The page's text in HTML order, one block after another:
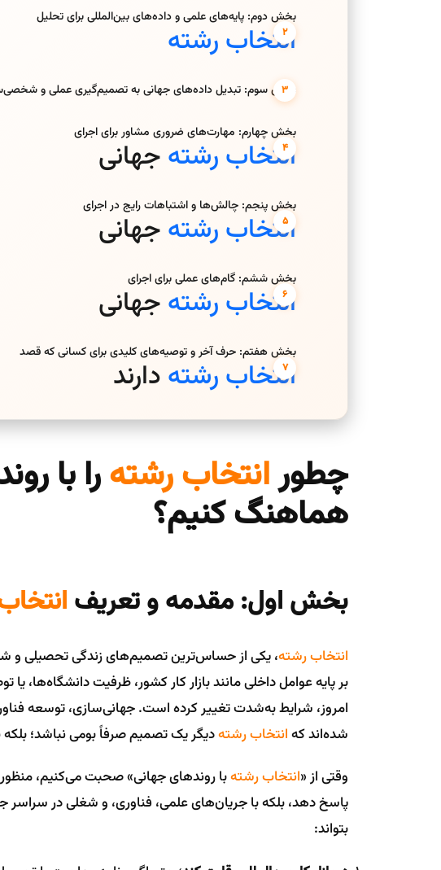
بخش دوم: پایه‌های علمی و داده‌های بین‌المللی برای تحلیل
انتخاب رشته
بخش سوم: تبدیل داده‌های جهانی به تصمیم‌گیری عملی و
بخش چهارم: مهارت‌های ضروری مشاور برای اجرای
انتخاب رشته جهانی
بخش پنجم: چالش‌ها و اشتباهات رایج در اجرای
انتخاب رشته جهانی
بخش ششم: گام‌های عملی برای اجرای
انتخاب رشته جهانی
بخش هفتم: حرف آخر و توصیه‌های کلیدی برای کسانی که قصد
انتخاب رشته دارند
چطورانتخاب رشتهرا با
هماهنگ کنیم؟
بخش اول: مقدمه و تعریف
انتخاب رشته، یکی از حساس‌ترین تصمیم‌های زندگی تحصیلی و
بر پایه عوامل داخلی مانند بازار کار کشور، ظرفیت دانشگاه‌ها،
امروز، شرایط به‌شدت تغییر کرده است. جهانی‌سازی، توسعه
شده‌اند کهانتخاب رشتهدیگر یک تصمیم صرفاً بومی نباشد؛ بلکه
وقتی از «انتخاب رشتهبا روندهای جهانی» صحبت می‌کنیم، منظور
پاسخ دهد، بلکه با جریان‌های علمی، فناوری، و شغلی در
بتواند: